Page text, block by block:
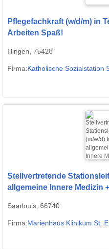
Pflegefachkraft (w/d/m) in
Arbeiten Spaß!
Illingen, 75428
Firma:Katholische Sozialstation
Stellvertretende
allgemeine Innere Medizin
Saarlouis, 66740
Firma:Marienhaus Klinikum St.